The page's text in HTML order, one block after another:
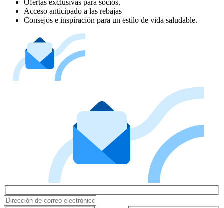
Ofertas exclusivas para socios.
Acceso anticipado a las rebajas
Consejos e inspiración para un estilo de vida saludable.